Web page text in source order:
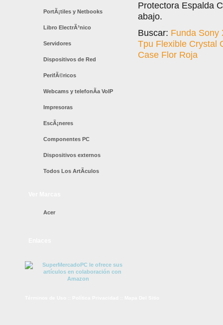
PortÃ¡tiles y Netbooks
Libro ElectrÃ³nico
Servidores
Dispositivos de Red
PerifÃ©ricos
Webcams y telefonÃ­a VoIP
Impresoras
EscÃ¡neres
Componentes PC
Dispositivos externos
Todos Los ArtÃ­culos
Acer
Protectora Espalda
abajo.
Buscar: Funda Sony
Tpu Flexible Crystal
Case Flor Roja